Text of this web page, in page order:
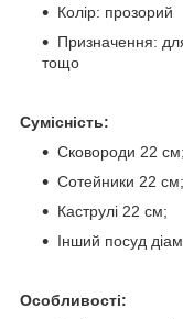
Колір: прозорий
Призначення:
тощо
Сумісність:
Сковороди 22 см;
Сотейники 22 см;
Каструлі 22 см;
Інший посуд
Особливості: